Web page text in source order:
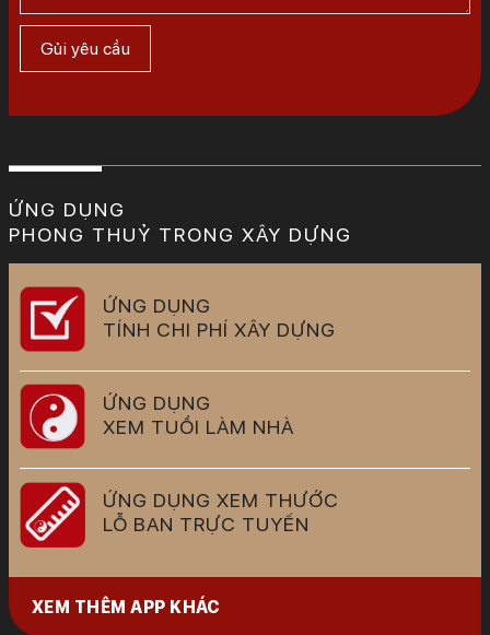
ỨNG DỤNG
PHONG THUỶ TRONG XÂY DỰNG
ỨNG DỤNG
TÍNH CHI PHÍ XÂY DỰNG
ỨNG DỤNG
XEM TUỔI LÀM NHÀ
ỨNG DỤNG XEM THƯỚC
LỖ BAN TRỰC TUYẾN
XEM THÊM APP KHÁC